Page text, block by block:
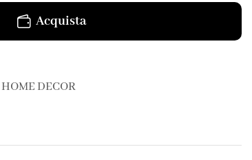
Acquista
HOME DECOR